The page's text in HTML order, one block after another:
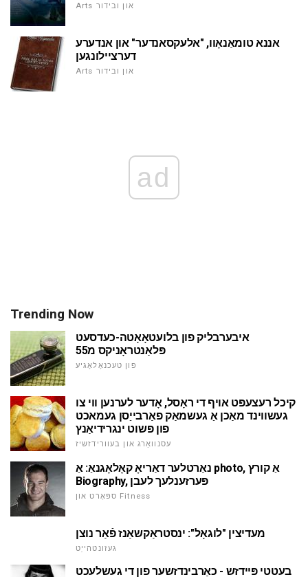
Arts און ובידור
אננא טומאַנאָוו, "אלעקסאנדער" און אנדערע
דערציילונגען
Arts און ובידור
ad
Trending Now
איבערבליק פון בלועטאָאָטה-כעדסעט
פּלאַנטראָניקס מ55
פון טעכנאָלאָגיע
קיכל רעצעפּט אויף די ראָסל, אָדער לערנען ווי צו
געשווינד מאַכן אַ געשמאַק פאַרבייַסן געמאכט
פון פּשוט ינגרידיאַנץ
עסנוואַרג און בעוורידזשיז
נאַרטלער דאַריאָ קאָלאָגנאַ: אַ photo, אַ קורץ
Biography, פּערזענלעך לעבן
ספּאָרט און Fitness
מעדיצין "לוגאָל": ינסטראַקשאַנז פֿאַר נוצן
געזונטהייַט
בעטטי פּיידזש - כאַרבינדזשער פון די געשלעכט